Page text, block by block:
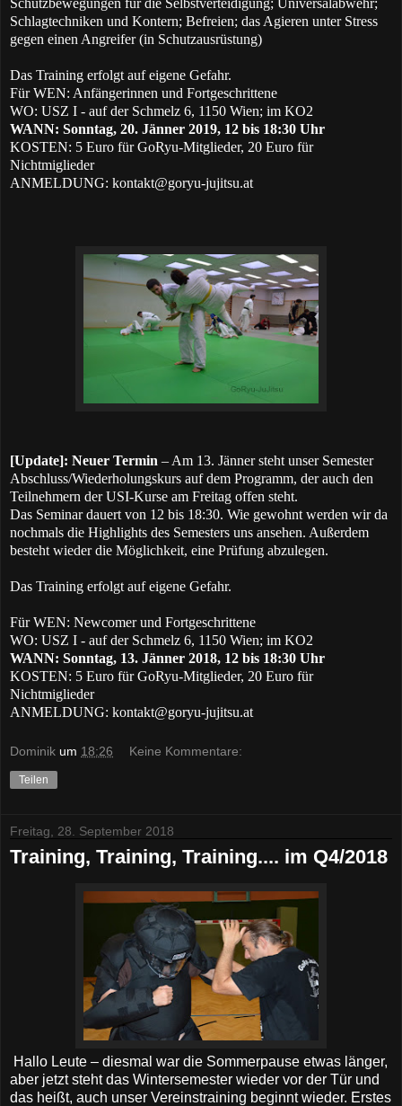
Schutzbewegungen für die Selbstverteidigung; Universalabwehr;
Schlagtechniken und Kontern; Befreien; das Agieren unter Stress
gegen einen Angreifer (in Schutzausrüstung)
Das Training erfolgt auf eigene Gefahr.
Für WEN: Anfängerinnen und Fortgeschrittene
WO: USZ I - auf der Schmelz 6, 1150 Wien; im KO2
WANN: Sonntag, 20. Jänner 2019, 12 bis 18:30 Uhr
KOSTEN: 5 Euro für GoRyu-Mitglieder, 20 Euro für
Nichtmiglieder
ANMELDUNG: kontakt@goryu-jujitsu.at
[Update]: Neuer Termin – Am 13. Jänner steht unser Semester
Abschluss/Wiederholungskurs auf dem Programm, der auch den
Teilnehmern der USI-Kurse am Freitag offen steht.
Das Seminar dauert von 12 bis 18:30. Wie gewohnt werden wir da
nochmals die Highlights des Semesters uns ansehen. Außerdem
besteht wieder die Möglichkeit, eine Prüfung abzulegen.
Das Training erfolgt auf eigene Gefahr.
Für WEN: Newcomer und Fortgeschrittene
WO: USZ I - auf der Schmelz 6, 1150 Wien; im KO2
WANN: Sonntag, 13. Jänner 2018, 12 bis 18:30 Uhr
KOSTEN: 5 Euro für GoRyu-Mitglieder, 20 Euro für
Nichtmiglieder
ANMELDUNG: kontakt@goryu-jujitsu.at
Dominik um 18:26 Keine Kommentare:
Teilen
Freitag, 28. September 2018
Training, Training, Training.... im Q4/2018
Hallo Leute – diesmal war die Sommerpause etwas länger,
aber jetzt steht das Wintersemester wieder vor der Tür und
das heißt, auch unser Vereinstraining beginnt wieder. Erstes